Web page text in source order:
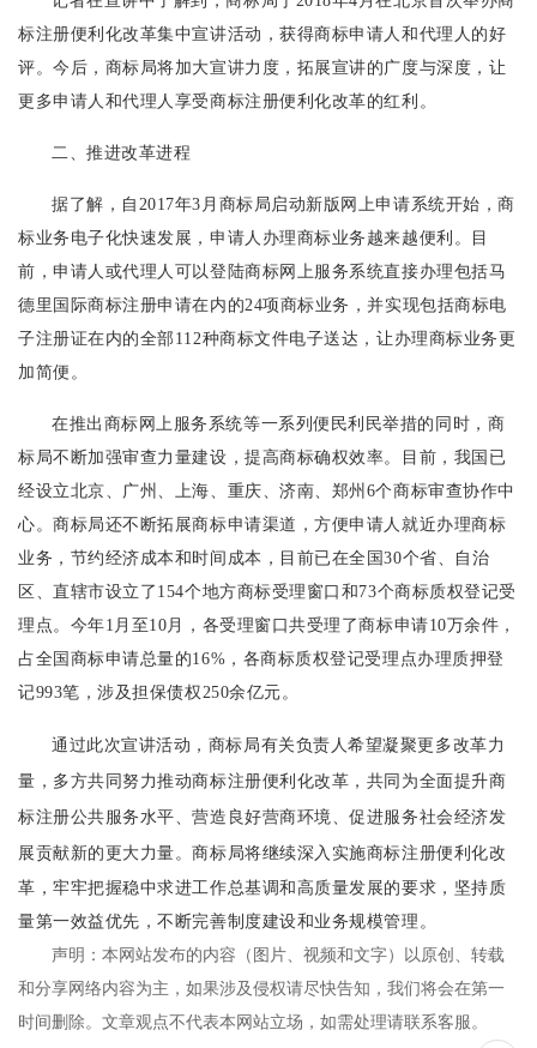
标注册便利化改革集中宣讲活动，获得商标申请人和代理人的好
评。今后，商标局将加大宣讲力度，拓展宣讲的广度与深度，让
更多申请人和代理人享受商标注册便利化改革的红利。
二、推进改革进程
据了解，自2017年3月商标局启动新版网上申请系统开始，商
标业务电子化快速发展，申请人办理商标业务越来越便利。目
前，申请人或代理人可以登陆商标网上服务系统直接办理包括马
德里国际商标注册申请在内的24项商标业务，并实现包括商标电
子注册证在内的全部112种商标文件电子送达，让办理商标业务更
加简便。
在推出商标网上服务系统等一系列便民利民举措的同时，商
标局不断加强审查力量建设，提高商标确权效率。目前，我国已
经设立北京、广州、上海、重庆、济南、郑州6个商标审查协作中
心。商标局还不断拓展商标申请渠道，方便申请人就近办理商标
业务，节约经济成本和时间成本，目前已在全国30个省、自治
区、直辖市设立了154个地方商标受理窗口和73个商标质权登记受
理点。今年1月至10月，各受理窗口共受理了商标申请10万余件，
占全国商标申请总量的16%，各商标质权登记受理点办理质押登
记993笔，涉及担保债权250余亿元。
通过此次宣讲活动， 商标局有关负责人希望凝聚更多改革力
量，多方共同努力推动商标注册便利化改革，共同为全面提升商
标注册公共服务水平、营造良好营商环境、促进服务社会经济发
展贡献新的更大力量。商标局将继续深入实施商标注册便利化改
革，牢牢把握稳中求进工作总基调和高质量发展的要求，坚持质
量第一效益优先，不断完善制度建设和业务规模管理。
声明：本网站发布的内容（图片、视频和文字）以原创、转载
和分享网络内容为主，如果涉及侵权请尽快告知，我们将会在第一
时间删除。文章观点不代表本网站立场，如需处理请联系客服。